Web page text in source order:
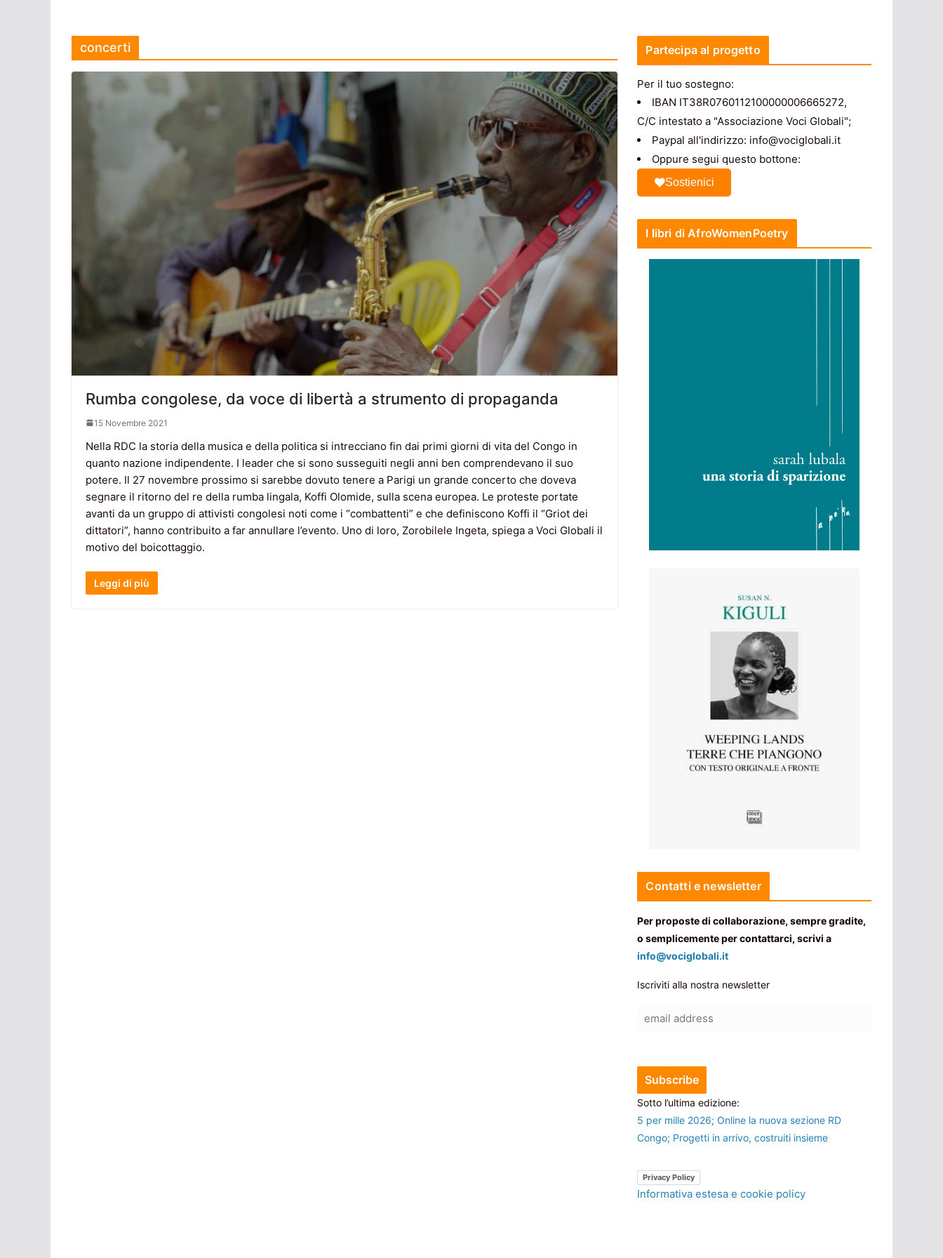
concerti
Rumba congolese, da voce di libertà a strumento di propaganda
15 Novembre 2021
Nella RDC la storia della musica e della politica si intrecciano fin dai primi giorni di vita del Congo in
quanto nazione indipendente. I leader che si sono susseguiti negli anni ben comprendevano il suo
potere. Il 27 novembre prossimo si sarebbe dovuto tenere a Parigi un grande concerto che doveva
segnare il ritorno del re della rumba lingala, Koffi Olomide, sulla scena europea. Le proteste portate
avanti da un gruppo di attivisti congolesi noti come i “combattenti” e che definiscono Koffi il “Griot dei
dittatori”, hanno contribuito a far annullare l’evento. Uno di loro, Zorobilele Ingeta, spiega a Voci Globali il
motivo del boicottaggio.
Leggi di più
Partecipa al progetto
Per il tuo sostegno:
IBAN IT38R0760112100000006665272,
C/C intestato a "Associazione Voci Globali";
Paypal all'indirizzo: info@vociglobali.it
Oppure segui questo bottone:
Sostienici
I libri di AfroWomenPoetry
Contatti e newsletter
Per proposte di collaborazione, sempre gradite,
o semplicemente per contattarci, scrivi a
info@vociglobali.it
Iscriviti alla nostra newsletter
Sotto l’ultima edizione:
5 per mille 2026; Online la nuova sezione RD
Congo; Progetti in arrivo, costruiti insieme
Privacy Policy
Informativa estesa e cookie policy